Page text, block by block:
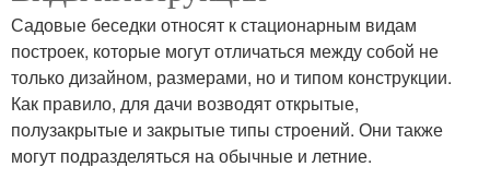
Садовые беседки относят к стационарным видам
построек, которые могут отличаться между собой не
только дизайном, размерами, но и типом конструкции.
Как правило, для дачи возводят открытые,
полузакрытые и закрытые типы строений. Они также
могут подразделяться на обычные и летние.